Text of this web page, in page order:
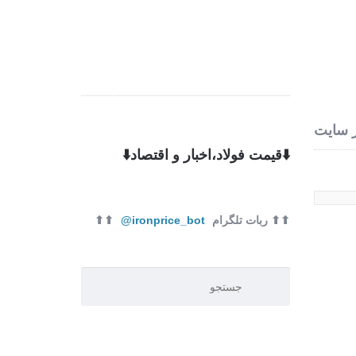
سایت
⬇️قیمت فولاد،اخبار و اقتصاد⬇️
⬆⬆ ربات تلگرام ironprice_bot@
⬆⬆